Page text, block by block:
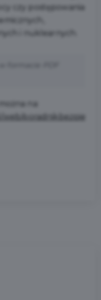
czy postępowania
i nuklearnych.
na
web/